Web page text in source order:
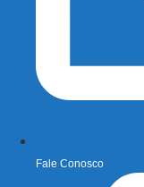
Fale Conosco